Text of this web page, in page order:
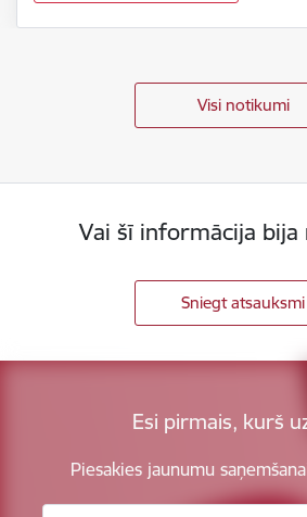
Visi notikumi
Vai šī informācija bija
Sniegt atsauksmi
Esi pirmais, kurš
Piesakies jaunumu